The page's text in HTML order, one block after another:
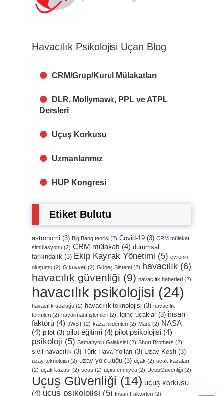
Havacılık Psikolojisi Uçan Blog
CRM/Grup/Kurul Mülakatları
DLR, Mollymawk, PPL ve ATPL
Dersleri
Uçuş Korkusu
Uzmanlarımız
HUP Kongresi
Etiket Bulutu
astronomi (3) Big Bang teorisi (2) Covid-19 (3) CRM mülakat
simülasyonu (2) CRM mülakatı (4) durumsal
farkındalık (3) Ekip Kaynak Yönetimi (5) evrenin
oluşumu (2) G kuvveti (2) Güneş Sistemi (2) havacılık (6)
havacılık güvenliği (9) havacılık haberleri (2)
havacılık psikolojisi (24)
havacılık sözlüğü (2) havacılık teknolojisi (3) havacılık
terimleri (2) havalimanı işlemleri (2) ilginç uçaklar (3) insan
faktörü (4) JWST (2) kaza nedenleri (2) Mars (2) NASA
(4) pilot (3) pilot eğitimi (4) pilot psikolojisi (4)
psikoloji (5) Samanyolu Galaksisi (2) Short Brothers (2)
sivil havacılık (3) Türk Hava Yolları (3) Uzay Keşfi (3)
uzay teknolojisi (2) uzay yolculuğu (3) uçak (2) uçak kazaları
(2) uçak kazası (2) uçuş (2) uçuş emniyeti (2) UçuşGüvenliği (2)
Uçuş Güvenliği (14) uçuş korkusu
(4) uçuş psikolojisi (5) İnsan Faktörleri (2)